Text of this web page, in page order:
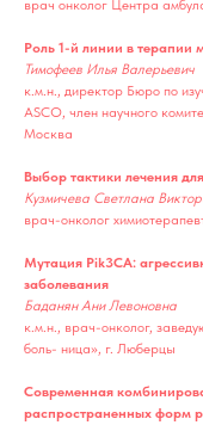
врач онколог Центра
Роль 1-й линии в терапии
Тимофеев Илья Валерьевич
к.м.н., директор Бюро по
ASCO, член научного
Москва
Выбор тактики лечения
Кузмичева Светлана
врач-онколог
Мутация Pik3CA:
заболевания
Баданян Ани Левоновна
к.м.н., врач-онколог,
боль- ница», г. Люберцы
Современная
распространенных форм